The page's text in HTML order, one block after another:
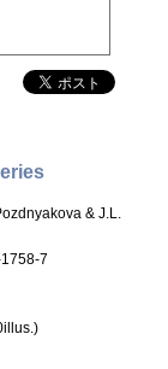
& J.L.
7